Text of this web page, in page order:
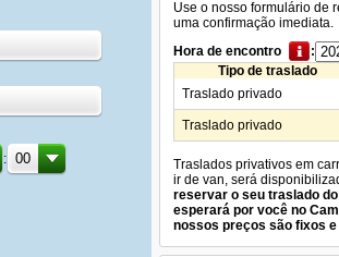
:
Use o nosso formulário de
uma confirmação imediata.
Hora de encontro
:
Tipo de traslado
Traslado privado
Traslado privado
Traslados privativos em
ir de van, será
reservar o seu traslado
esperará por você no
nossos preços são fixos